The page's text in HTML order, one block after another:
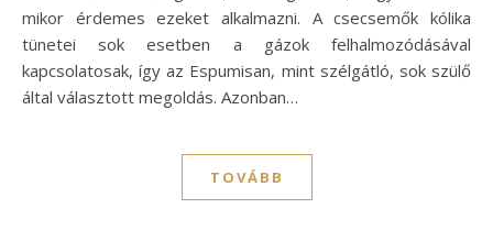
mikor érdemes ezeket alkalmazni. A csecsemők kólika
tünetei sok esetben a gázok felhalmozódásával
kapcsolatosak, így az Espumisan, mint szélgátló, sok szülő
által választott megoldás. Azonban…
TOVÁBB